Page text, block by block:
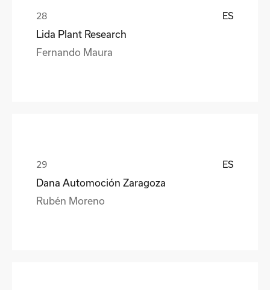
ES
Lida Plant Research
Fernando Maura
ES
Dana Automoción Zaragoza
Rubén Moreno